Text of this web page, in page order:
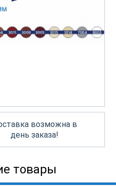
возможна в
день заказа!
товары